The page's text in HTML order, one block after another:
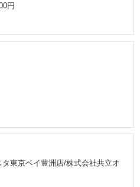
円
東京ベイ豊洲店/株式会社共立オ